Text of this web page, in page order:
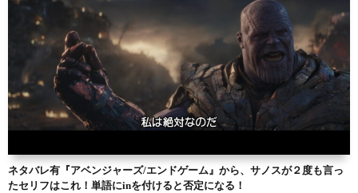
ネタバレ有『アベンジャーズ/エンドゲーム』から、サノスが２度も言っ
たセリフはこれ！単語にinを付けると否定になる！